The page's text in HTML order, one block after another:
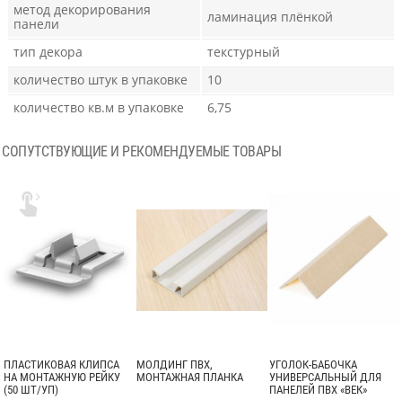
метод декорирования
панели
ламинация плёнкой
тип декора
текстурный
количество штук в упаковке
10
количество кв.м в упаковке
6,75
СОПУТСТВУЮЩИЕ И РЕКОМЕНДУЕМЫЕ ТОВАРЫ
ПЛАСТИКОВАЯ КЛИПСА
НА МОНТАЖНУЮ РЕЙКУ
(50 ШТ/УП)
МОЛДИНГ ПВХ,
МОНТАЖНАЯ ПЛАНКА
УГОЛОК-БАБОЧКА
УНИВЕРСАЛЬНЫЙ ДЛЯ
ПАНЕЛЕЙ ПВХ «ВЕК»
